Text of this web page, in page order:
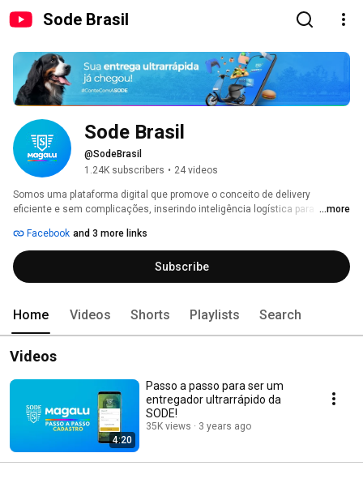
Sode Brasil
Sode Brasil
@SodeBrasil
1.24K subscribers • 24 videos
Somos uma plataforma digital que promove o conceito de delivery
eficiente e sem complicações, inserindo inteligência logística para
...more
Facebook and 3 more links
Subscribe
Home Videos Shorts Playlists Search
Videos
4:20
Passo a passo para ser um
entregador ultrarrápido da
SODE!
35K views 3 years ago